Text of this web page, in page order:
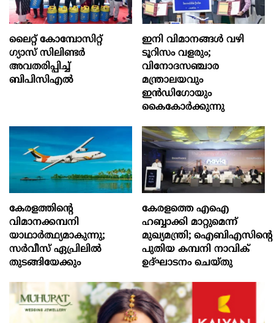
ലൈറ്റ് കോമ്പോസിറ്റ്
ഗ്യാസ് സിലിണ്ടർ
അവതരിപ്പിച്ച്
ബിപിസിഎൽ
ഇനി വിമാനങ്ങള്‍ വഴി
ടൂറിസം വളരും;
വിനോദസഞ്ചാര
മന്ത്രാലയവും
ഇന്‍ഡിഗോയും
കൈകോര്‍ക്കുന്നു
കേരളത്തിന്റെ
വിമാനക്കമ്പനി
യാഥാര്‍ത്ഥ്യമാകുന്നു;
സര്‍വീസ് ഏപ്രിലില്‍
തുടങ്ങിയേക്കും
കേരളത്തെ എഐ
ഹബ്ബാക്കി മാറ്റുമെന്ന്
മുഖ്യമന്ത്രി; ഐബിഎസിന്റെ
പുതിയ കമ്പനി നാവിക്
ഉദ്ഘാടനം ചെയ്തു